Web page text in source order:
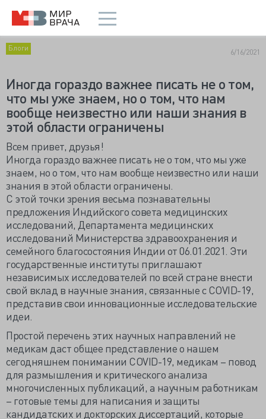
Блоги 6/16/2021
Иногда гораздо важнее писать не о том,
что мы уже знаем, но о том, что нам
вообще неизвестно или наши знания в
этой области ограничены
Всем привет, друзья!
Иногда гораздо важнее писать не о том, что мы уже
знаем, но о том, что нам вообще неизвестно или наши
знания в этой области ограничены.
С этой точки зрения весьма познавательны
предложения Индийского совета медицинских
исследований, Департамента медицинских
исследований Министерства здравоохранения и
семейного благосостояния Индии от 06.01.2021. Эти
государственные институты приглашают
независимых исследователей по всей стране внести
свой вклад в научные знания, связанные с COVID-19,
представив свои инновационные исследовательские
идеи.
Простой перечень этих научных направлений не
медикам даст общее представление о нашем
сегодняшнем понимании COVID-19, медикам – повод
для размышления и критического анализа
многочисленных публикаций, а научным работникам
– готовые темы для написания и защиты
кандидатских и докторских диссертаций, которые